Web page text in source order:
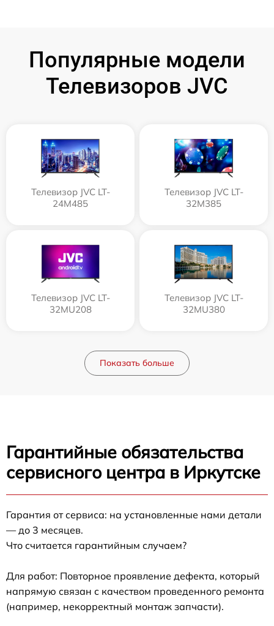
Популярные модели
Телевизоров JVC
Телевизор JVC LT-
24M485
Телевизор JVC LT-
32M385
Телевизор JVC LT-
32MU208
Телевизор JVC LT-
32MU380
Показать больше
Гарантийные обязательства
сервисного центра в Иркутске
Гарантия от сервиса: на установленные нами детали
— до 3 месяцев.
Что считается гарантийным случаем?
Для работ: Повторное проявление дефекта, который
напрямую связан с качеством проведенного ремонта
(например, некорректный монтаж запчасти).